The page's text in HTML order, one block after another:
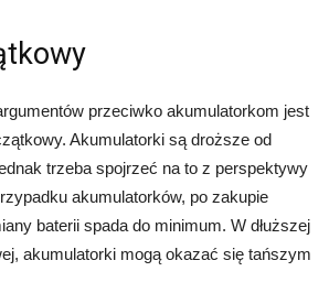
przeciwko akumulatorkom jest
Akumulatorki są droższe od
trzeba spojrzeć na to z perspektywy
akumulatorków, po zakupie
baterii spada do minimum. W dłuższej
akumulatorki mogą okazać się tańszym